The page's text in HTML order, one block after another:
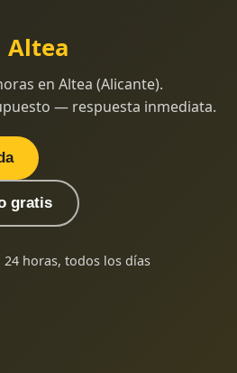
Altea
en Altea (Alicante).
— respuesta inmediata.
gratis
24 horas, todos los días